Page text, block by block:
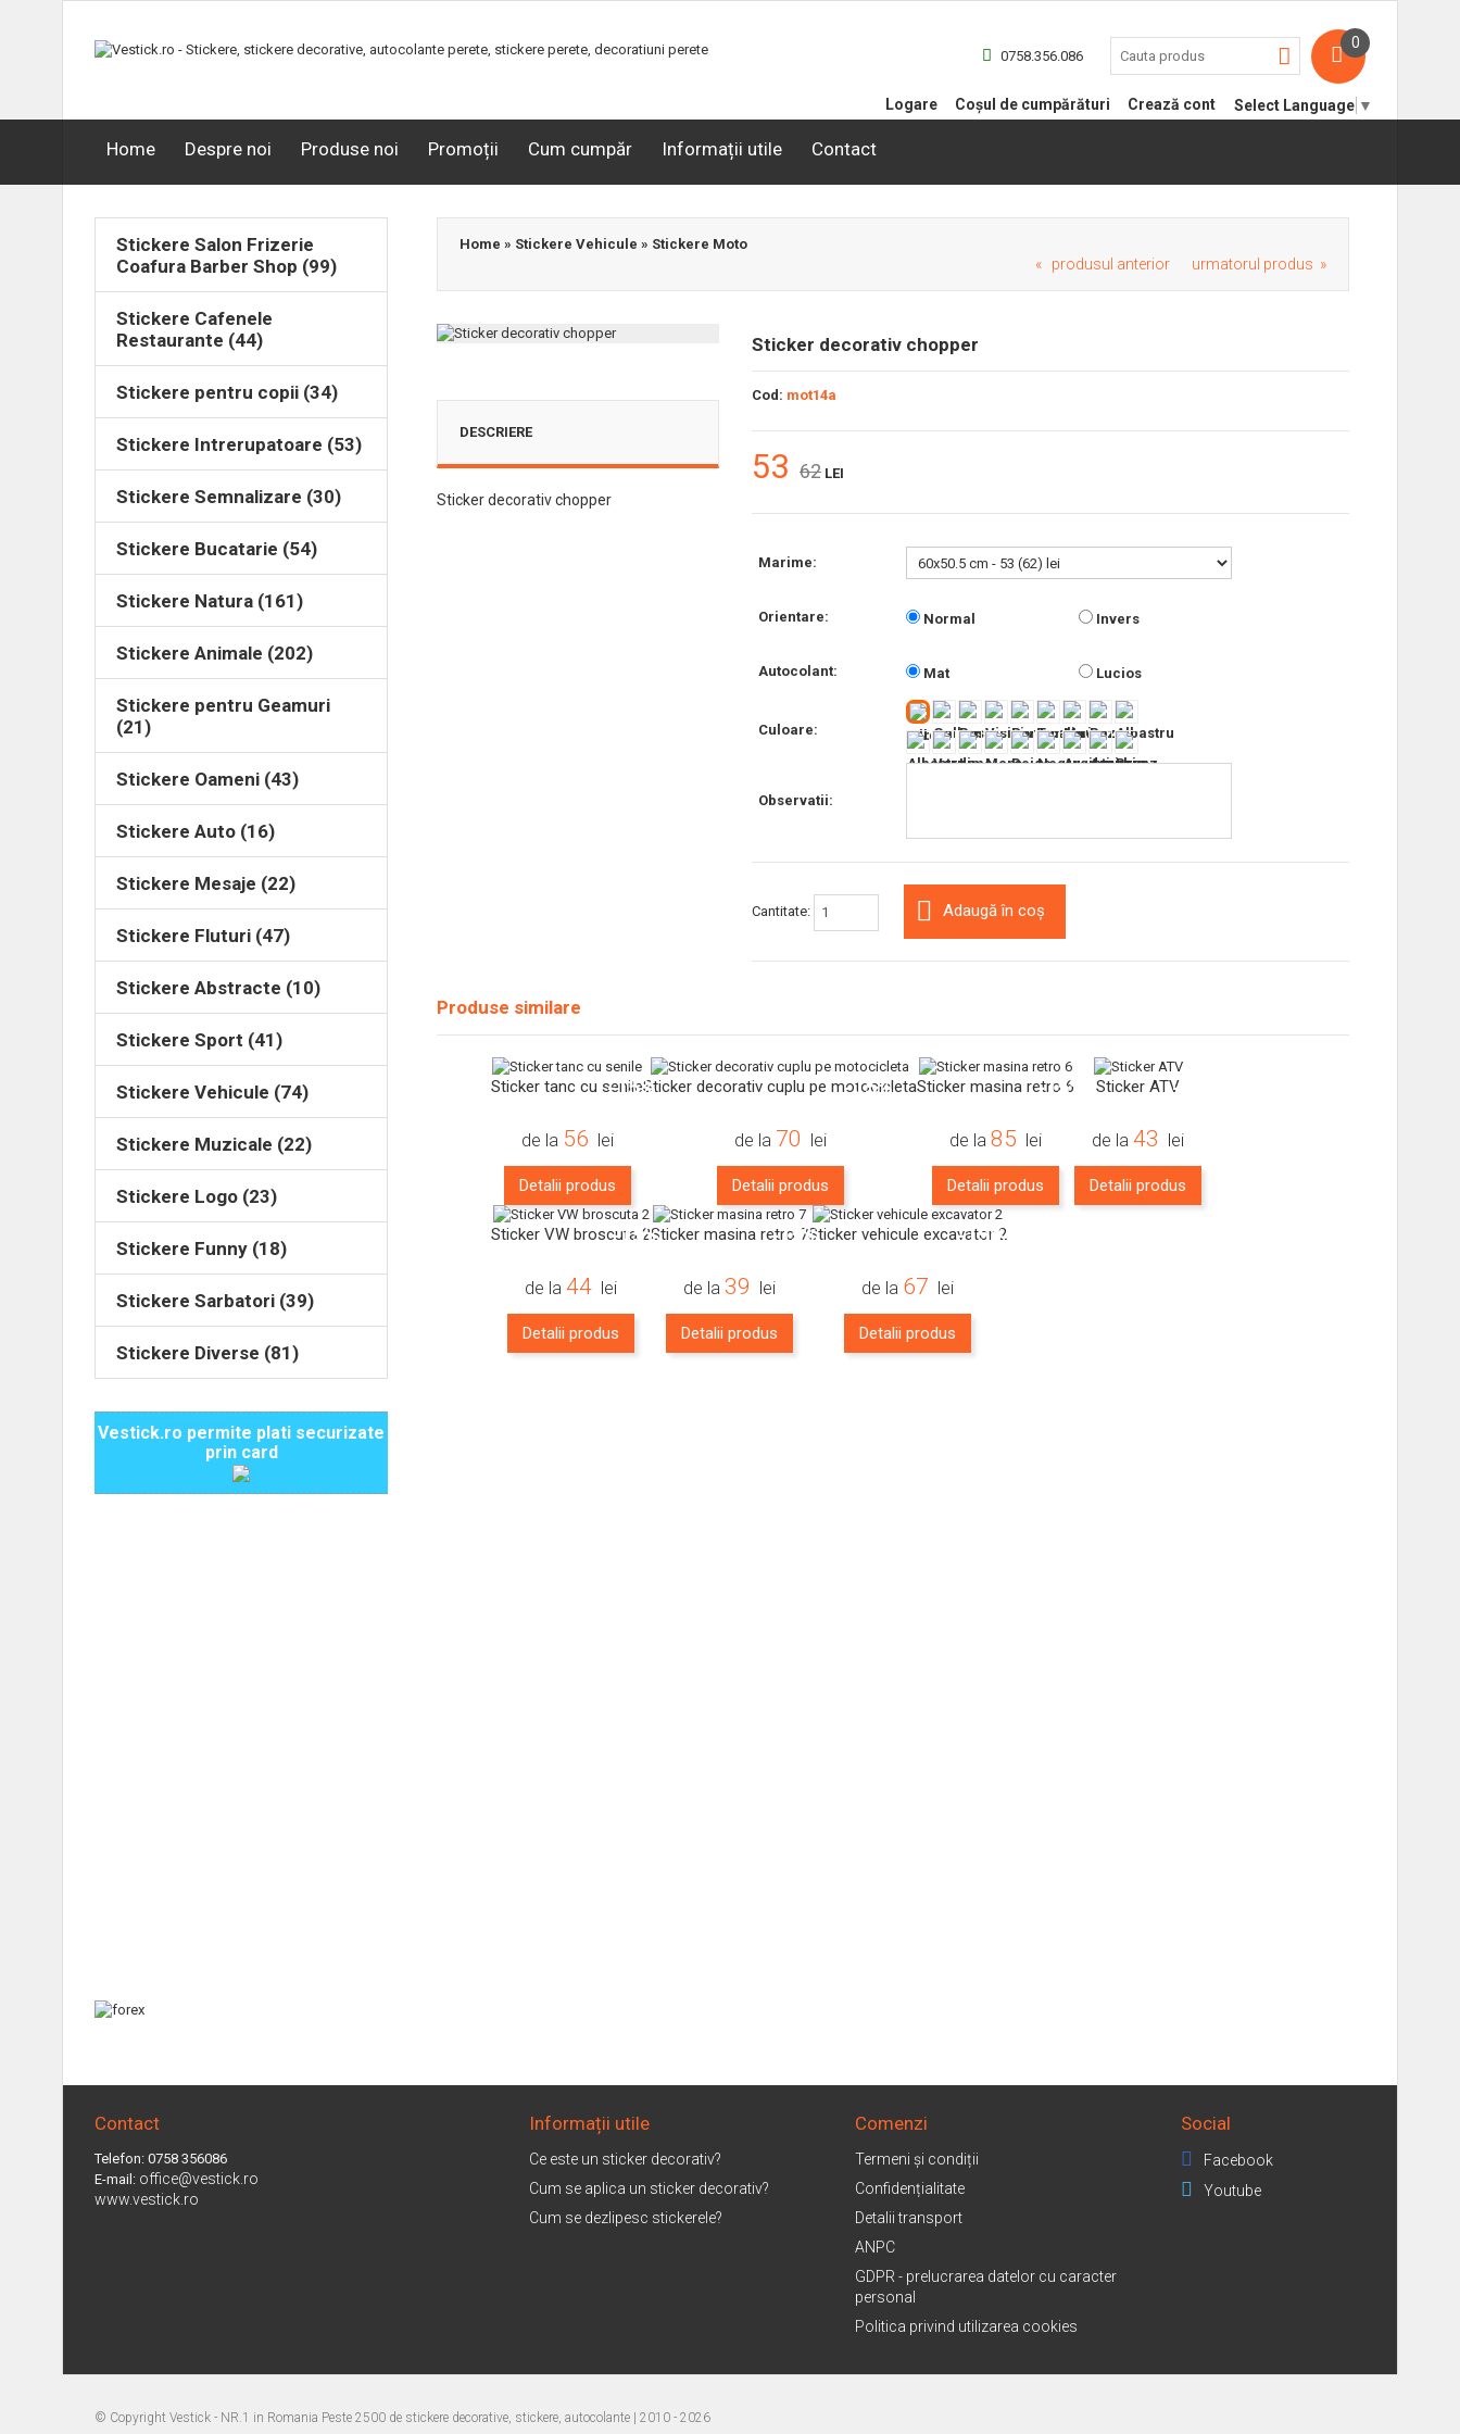
0
0758.356.086
Logare Coșul de cumpărături Crează cont Select Language ▼
Home Despre noi Produse noi Promoții Cum cumpăr Informații utile Contact
Stickere Salon Frizerie
Coafura Barber Shop (99)
Stickere Cafenele
Restaurante (44)
Stickere pentru copii (34)
Stickere Intrerupatoare (53)
Stickere Semnalizare (30)
Stickere Bucatarie (54)
Stickere Natura (161)
Stickere Animale (202)
Stickere pentru Geamuri
(21)
Stickere Oameni (43)
Stickere Auto (16)
Stickere Mesaje (22)
Stickere Fluturi (47)
Stickere Abstracte (10)
Stickere Sport (41)
Stickere Vehicule (74)
Stickere Muzicale (22)
Stickere Logo (23)
Stickere Funny (18)
Stickere Sarbatori (39)
Stickere Diverse (81)
Vestick.ro permite plati securizate
prin card
Home » Stickere Vehicule » Stickere Moto
« produsul anterior urmatorul produs »
DESCRIERE
Sticker decorativ chopper
Sticker decorativ chopper
Cod: mot14a
53 62LEI
Marime:
Orientare: Normal Invers
Autocolant: Mat Lucios
Culoare:
Observatii:
Cantitate: Adaugă în coș
Produse similare
-15%
Sticker tanc cu senile
de la 56 lei
Detalii produs
-15%
Sticker decorativ cuplu pe motocicleta
de la 70 lei
Detalii produs
-15%
Sticker masina retro 6
de la 85 lei
Detalii produs
-16%
Sticker ATV
de la 43 lei
Detalii produs
-15%
Sticker VW broscuta 2
de la 44 lei
Detalii produs
-15%
Sticker masina retro 7
de la 39 lei
Detalii produs
-15%
Sticker vehicule excavator 2
de la 67 lei
Detalii produs
Contact
Telefon: 0758 356086
E-mail: office@vestick.ro
www.vestick.ro
Informații utile
Ce este un sticker decorativ?
Cum se aplica un sticker decorativ?
Cum se dezlipesc stickerele?
Comenzi
Termeni și condiții
Confidențialitate
Detalii transport
ANPC
GDPR - prelucrarea datelor cu caracter
personal
Politica privind utilizarea cookies
Social
Facebook
Youtube
© Copyright Vestick - NR.1 in Romania Peste 2500 de stickere decorative, stickere, autocolante | 2010 - 2026